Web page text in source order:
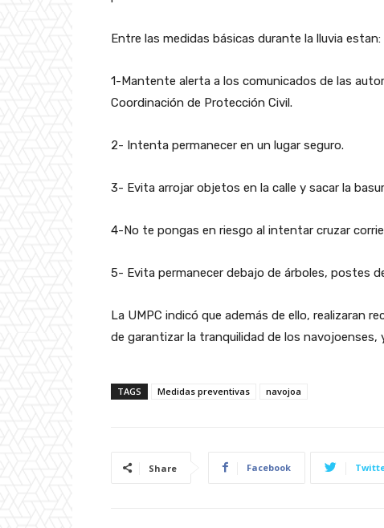
Entre las medidas básicas durante la lluvia estan:
1-Mantente alerta a los comunicados de las
Coordinación de Protección Civil.
2- Intenta permanecer en un lugar seguro.
3- Evita arrojar objetos en la calle y sacar la
4-No te pongas en riesgo al intentar cruzar
5- Evita permanecer debajo de árboles, postes
La UMPC indicó que además de ello, realizaran
de garantizar la tranquilidad de los navojoenses,
TAGS Medidas preventivas navojoa
Share Facebook